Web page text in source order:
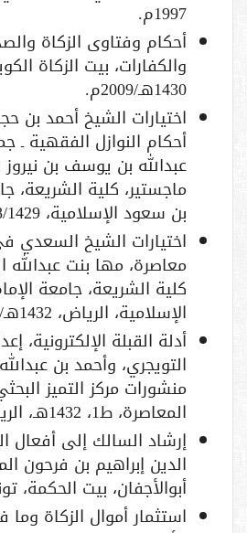
1997م.
أحكام وفتاوى الزكاة
1430هـ/2009م.
اختيارات الشيخ أحمد بن
أحكام النوازل الفقهية ـ
عبدالله بن يوسف بن نيروز
ماجستير، كلية الشريعة،
بن سعود الإسلامية، 1428/1429هـ.
اختيارات الشيخ
معاصرة، مها بنت عبدالله
كلية الشريعة، جامعة
الإسلامية، الرياض، 1432هـ/2011م.
أدلة القبلة الإلكترونية،
التويجري، وأحمد بن
منشورات مركز التميز
المعاصرة، ط1، 1432هـ، الرياض.
إرشاد السالك إلى أفعال
الدين إبراهيم بن فرحون
أبوالأجفان، بيت الحكمة، تونس،
استثمار أموال الزكاة